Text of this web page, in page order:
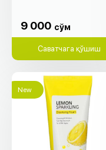
9 000 cўм
Саватчага қўшиш
New